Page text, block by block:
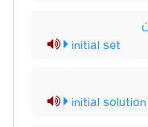
initial set
initial